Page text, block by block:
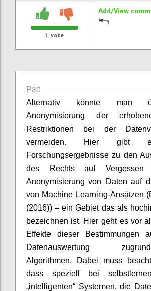
1 vote
Add/View
P80
Alternativ könnte man
Anonymisierung der
Restriktionen bei der
vermeiden. Hier gibt
Forschungsergebnisse zu den
des Rechts auf
Anonymisierung von Daten auf
von Machine Learning-Ansätzen
(2016)) – ein Gebiet das als
bezeichnen ist. Hier geht es vor
Effekte dieser Bestimmungen
Datenauswertung
Algorithmen. Dabei muss
dass speziell bei
„intelligenten“ Systemen, die